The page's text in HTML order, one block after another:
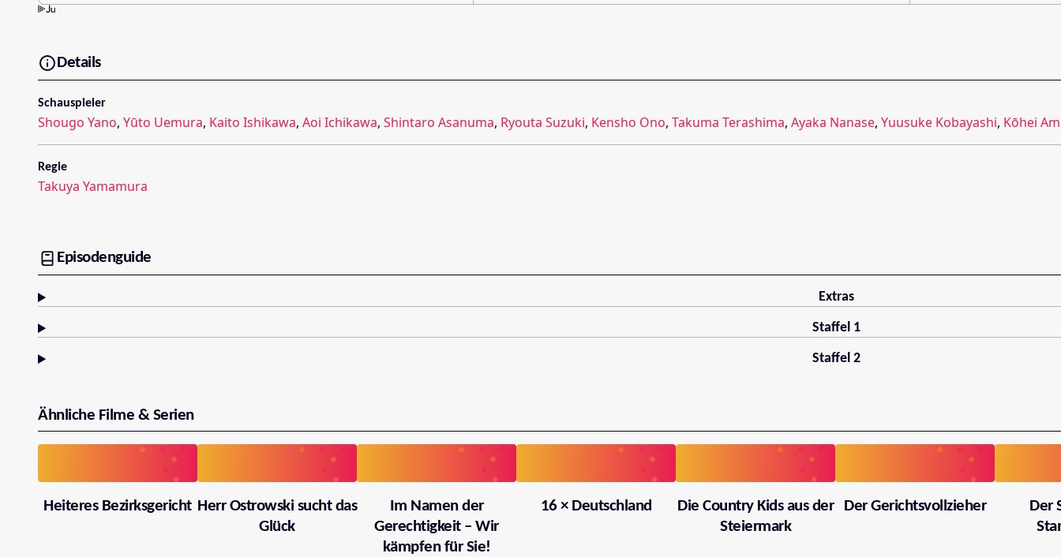
Details
Schauspieler
Shougo Yano, Yūto Uemura, Kaito Ishikawa, Aoi Ichikawa, Shintaro Asanuma, Ryouta Suzuki, Kensho Ono, Takuma Terashima, Ayaka Nanase, Yuusuke Kobayashi, Kōhei
Regie
Takuya Yamamura
Episodenguide
Extras
Staffel 1
Staffel 2
Ähnliche Filme & Serien
Heiteres Bezirksgericht Herr Ostrowski sucht das
Glück
Im Namen der
Gerechtigkeit – Wir
kämpfen für Sie!
16 × Deutschland
Die Country Kids aus der
Steiermark
Der Gerichtsvollzieher
Der